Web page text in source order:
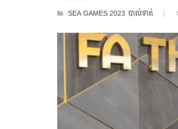
SEA GAMES 2023, បាល់ទាត់